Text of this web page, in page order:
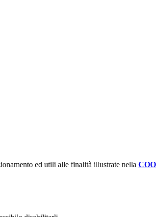
ed utili alle finalità illustrate nella